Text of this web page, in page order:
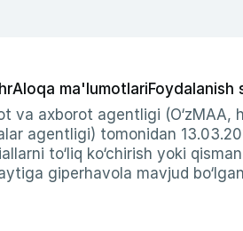
Aloqa ma'lumotlariFoydalanish
va axborot agentligi
agentligi) tomonidan
to‘liq ko‘chirish yoki
giperhavola mavjud